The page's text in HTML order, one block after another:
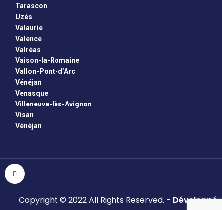
Tarascon
Uzès
Valaurie
Valence
Valréas
Vaison-la-Romaine
Vallon-Pont-d’Arc
Vénéjan
Venasque
Villeneuve-lès-Avignon
Visan
Vénéjan
Copyright © 2022 All Rights Reserved. – Développé